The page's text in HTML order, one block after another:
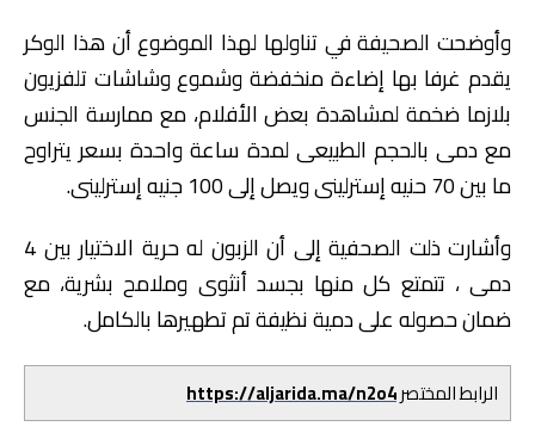
وأوضحت الصحيفة في تناولها لهذا الموضوع أن هذا الوكر
يقدم غرفا بها إضاءة منخفضة وشموع وشاشات تلفزيون
بلازما ضخمة لمشاهدة بعض الأفلام، مع ممارسة الجنس
مع دمى بالحجم الطبيعى لمدة ساعة واحدة بسعر يتراوح
ما بين 70 حنيه إسترلينى ويصل إلى 100 جنيه إسترلينى.
وأشارت ذلت الصحفية إلى أن الزبون له حرية الاختيار بين 4
دمى ، تتمتع كل منها بجسد أنثوى وملامح بشرية، مع
ضمان حصوله على دمية نظيفة تم تطهيرها بالكامل.
الرابط المختصرhttps://aljarida.ma/n2o4